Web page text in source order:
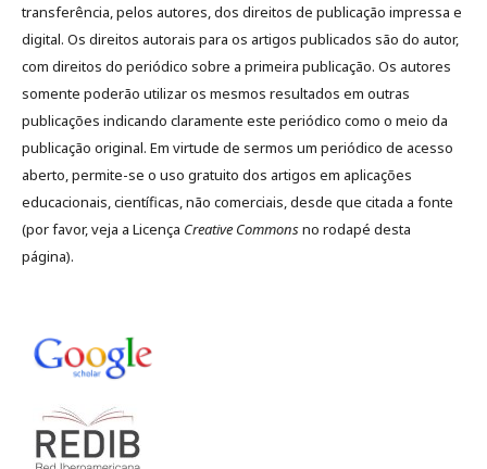
transferência, pelos autores, dos direitos de publicação impressa e
digital. Os direitos autorais para os artigos publicados são do autor,
com direitos do periódico sobre a primeira publicação. Os autores
somente poderão utilizar os mesmos resultados em outras
publicações indicando claramente este periódico como o meio da
publicação original. Em virtude de sermos um periódico de acesso
aberto, permite-se o uso gratuito dos artigos em aplicações
educacionais, científicas, não comerciais, desde que citada a fonte
(por favor, veja a Licença Creative Commonsno rodapé desta
página).